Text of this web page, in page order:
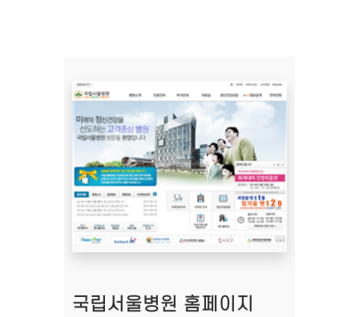
국립서울병원 홈페이지